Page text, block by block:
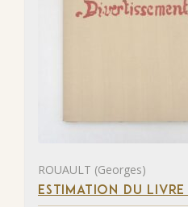
ROUAULT (Georges)
ESTIMATION DU